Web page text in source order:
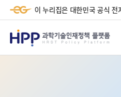
이 누리집은 대한민국 공식 전
HPP
과